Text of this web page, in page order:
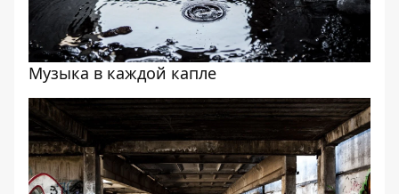
Музыка в каждой капле